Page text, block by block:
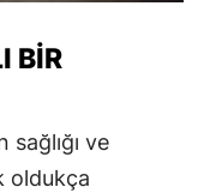
BIR
ve
oldukça